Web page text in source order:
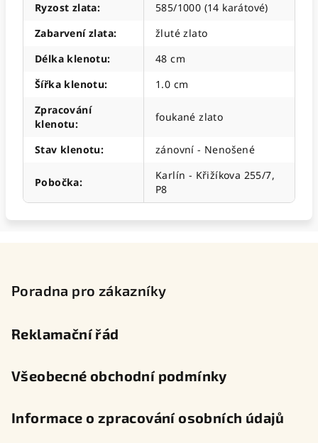
Ryzost zlata:
585/1000 (14 karátové)
Zabarvení zlata:
žluté zlato
Délka klenotu:
48 cm
Šířka klenotu:
1.0 cm
Zpracování
klenotu:
foukané zlato
Stav klenotu: zánovní - Nenošené
Pobočka:
Karlín - Křižíkova 255/7,
P8
Poradna pro zákazníky
Reklamační řád
Všeobecné obchodní podmínky
Informace o zpracování osobních údajů